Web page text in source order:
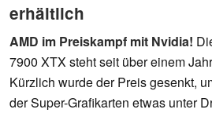
erhältlich
AMD im Preiskampf mit Nvidia!
7900 XTX steht seit über einem
Kürzlich wurde der Preis gesenkt,
der Super-Grafikarten etwas unter